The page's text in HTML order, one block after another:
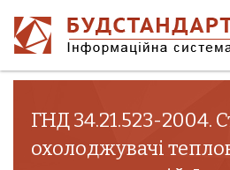
ГНД 34.21.523-2004.
охолоджувачі